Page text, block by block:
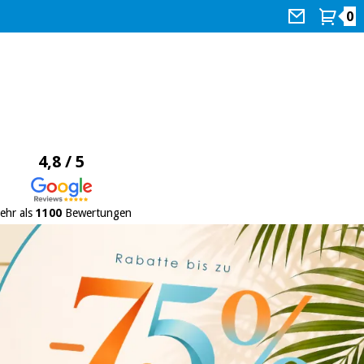
0
4,8 / 5
als1100 Bewertungen